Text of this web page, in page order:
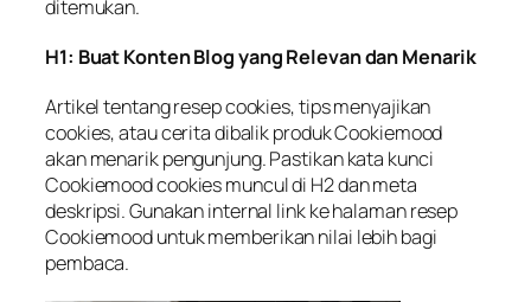
ditemukan.
H1: Buat Konten Blog yang Relevan dan Menarik
Artikel tentang resep cookies, tips menyajikan
cookies, atau cerita dibalik produk Cookiemood
akan menarik pengunjung. Pastikan kata kunci
Cookiemood cookiesmuncul di H2 dan meta
deskripsi. Gunakan internal link kehalaman resep
Cookiemooduntuk memberikan nilai lebih bagi
pembaca.